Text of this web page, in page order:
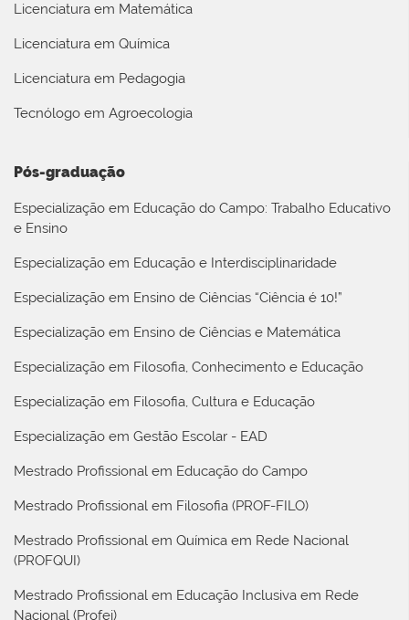
Licenciatura em Matemática
Licenciatura em Química
Licenciatura em Pedagogia
Tecnólogo em Agroecologia
Pós-graduação
Especialização em Educação do Campo: Trabalho Educativo
e Ensino
Especialização em Educação e Interdisciplinaridade
Especialização em Ensino de Ciências “Ciência é 10!”
Especialização em Ensino de Ciências e Matemática
Especialização em Filosofia, Conhecimento e Educação
Especialização em Filosofia, Cultura e Educação
Especialização em Gestão Escolar - EAD
Mestrado Profissional em Educação do Campo
Mestrado Profissional em Filosofia (PROF-FILO)
Mestrado Profissional em Química em Rede Nacional
(PROFQUI)
Mestrado Profissional em Educação Inclusiva em Rede
Nacional (Profei)